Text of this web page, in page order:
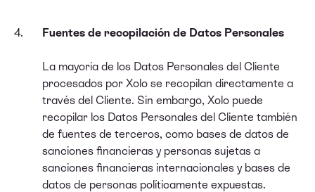
Fuentes de recopilación de Datos Personales
La mayoría de los Datos Personales del Cliente
procesados por Xolo se recopilan directamente a
través del Cliente. Sin embargo, Xolo puede
recopilar los Datos Personales del Cliente también
de fuentes de terceros, como bases de datos de
sanciones financieras y personas sujetas a
sanciones financieras internacionales y bases de
datos de personas políticamente expuestas.